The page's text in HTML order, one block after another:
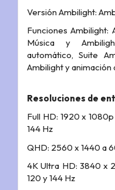
Versión Ambilight:
Funciones Ambilight:
Música y
automático, Suite
Ambilight y animación
Resoluciones de
Full HD: 1920 x
144 Hz
QHD: 2560 x 1440 a
4K Ultra HD: 3840 x
120 y 144 Hz